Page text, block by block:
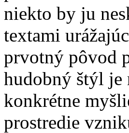
niekto by ju
textami
prvotný pôvod
hudobný štýl je
konkrétne
prostredie